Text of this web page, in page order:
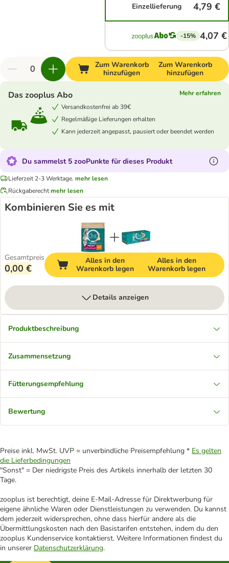
Einzellieferung 4,79 €
-15% 4,07 €
Zum Warenkorb
hinzufügen
Zum Warenkorb
hinzufügen
Das zooplus Abo
Mehr erfahren
Versandkostenfrei ab 39€
Regelmäßige Lieferungen erhalten
Kann jederzeit angepasst, pausiert oder beendet werden
Du sammelst 5 zooPunkte für dieses Produkt
Lieferzeit 2-3 Werktage. mehr lesen
Rückgaberechtmehr lesen
Kombinieren Sie es mit
Gesamtpreis
0,00 €
Alles in den
Warenkorb legen
Alles in den
Warenkorb legen
Details anzeigen
Produktbeschreibung
Zusammensetzung
Fütterungsempfehlung
Bewertung
Preise inkl. MwSt. UVP = unverbindliche Preisempfehlung * Es gelten
die Lieferbedingungen
"Sonst" = Der niedrigste Preis des Artikels innerhalb der letzten 30
Tage.
zooplus ist berechtigt, deine E-Mail-Adresse für Direktwerbung für
eigene ähnliche Waren oder Dienstleistungen zu verwenden. Du kannst
dem jederzeit widersprechen, ohne dass hierfür andere als die
Übermittlungskosten nach den Basistarifen entstehen, indem du den
zooplus Kundenservice kontaktierst. Weitere Informationen findest du
in unserer Datenschutzerklärung.